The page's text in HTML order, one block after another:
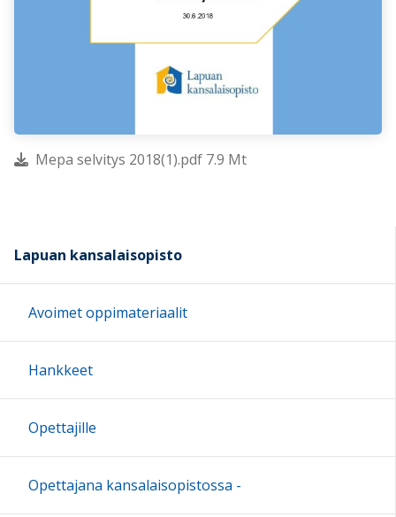
Mepa selvitys 2018(1).pdf 7.9 Mt
Lapuan kansalaisopisto
Avoimet oppimateriaalit
Hankkeet
Opettajille
Opettajana kansalaisopistossa -